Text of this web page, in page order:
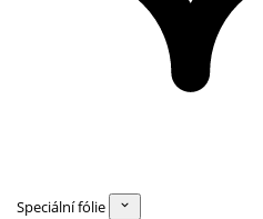
Speciální fólie